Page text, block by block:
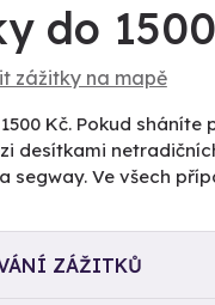
do
zážitky na mapě
Kč. Pokud
desítkami
segway. Ve všech
ZÁŽITKŮ